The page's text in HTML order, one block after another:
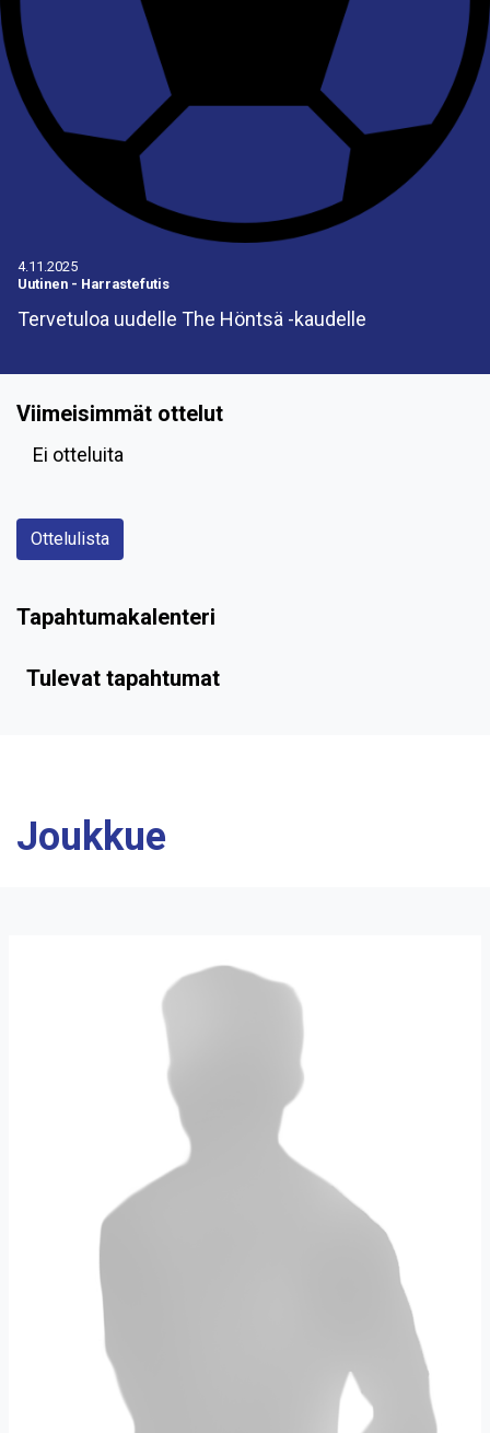
4.11.2025
Uutinen - Harrastefutis
Tervetuloa uudelle The Höntsä -kaudelle
Viimeisimmät ottelut
Ei otteluita
Ottelulista
Tapahtumakalenteri
Tulevat tapahtumat
Joukkue